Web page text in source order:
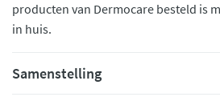
producten van Dermocare besteld is
in huis.
Samenstelling